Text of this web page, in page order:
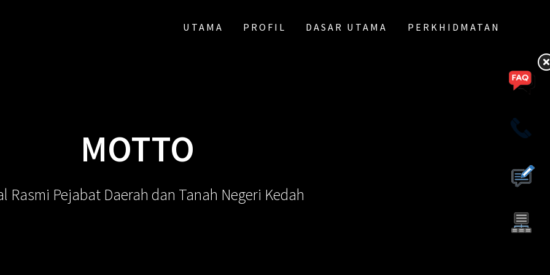
UTAMA PROFIL DASAR UTAMA PERKHIDMATAN
MOTTO
Rasmi Pejabat Daerah dan Tanah Negeri Kedah